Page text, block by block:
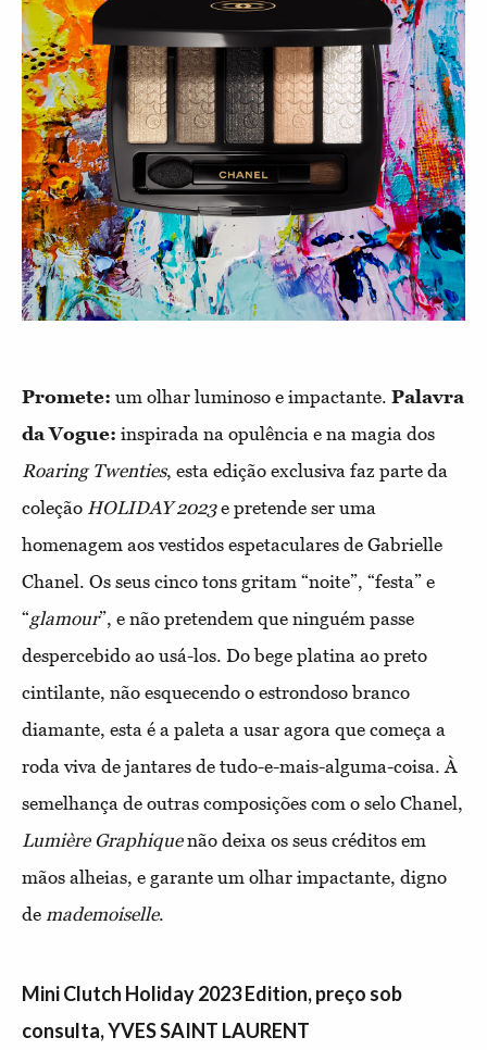
Promete: um olhar luminoso e impactante. Palavra
da Vogue: inspirada na opulência e na magia dos
Roaring Twenties, esta edição exclusiva faz parte da
coleção HOLIDAY 2023e pretende ser uma
homenagem aos vestidos espetaculares de Gabrielle
Chanel. Os seus cinco tons gritam “noite”, “festa” e
“glamour”, e não pretendem que ninguém passe
despercebido ao usá-los. Do bege platina ao preto
cintilante, não esquecendo o estrondoso branco
diamante, esta é a paleta a usar agora que começa a
roda viva de jantares de tudo-e-mais-alguma-coisa. À
semelhança de outras composições com o selo Chanel,
Lumière Graphiquenão deixa os seus créditos em
mãos alheias, e garante um olhar impactante, digno
de mademoiselle.
Mini Clutch Holiday 2023 Edition, preço sob
consulta, YVES SAINT LAURENT